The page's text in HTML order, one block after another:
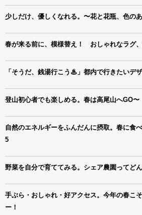
少しだけ、優しくなれる。〜花と花瓶、色の
春が来る前に、模様替え！ おしゃれなラグ、
「そうだ、銭湯行こう♨」都内で行きたいデ
登山初心者でも楽しめる。春は高尾山へGO〜
自然のエネルギーをふんだんに摂取。春に食
5
野菜を自分で育ててみる。シェア農園ってど
手ぶら・おしゃれ・好アクセス。今年の春こ
ー！